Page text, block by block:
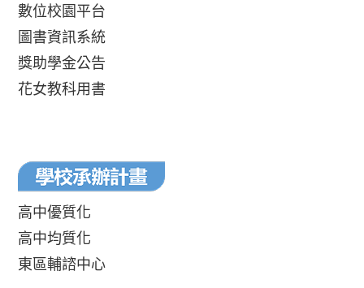
數位校園平台
圖書資訊系統
獎助學金公告
花女教科用書
高中優質化
高中均質化
東區輔諮中心